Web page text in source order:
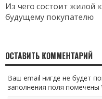
Из чего состоит жилой
будущему покупателю
ОСТАВИТЬ КОММЕНТАРИЙ
Ваш email нигде не будет
заполнения поля помечены